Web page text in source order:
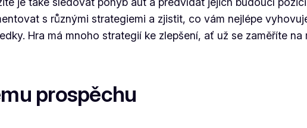
s různými strategiemi a zjistit, co vám nejlépe
Hra má mnoho strategií ke zlepšení, ať už se zaměříte na
prospěchu